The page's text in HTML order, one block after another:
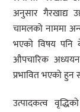
अनुसार गैरखाद्य
चामलको नाममा
भएको विषय पनि
औपचारिक
प्रभावित भएको हुन
उत्पादकत्व